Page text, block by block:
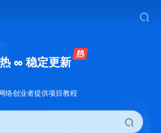
∞ 稳定更新
络创业者提供项目教程